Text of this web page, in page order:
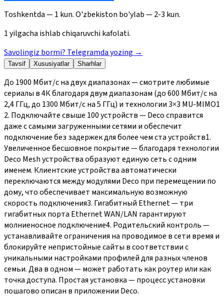
Toshkentda — 1 kun. O'zbekiston bo'ylab — 2-3 kun.
1 yilgacha ishlab chiqaruvchi kafolati.
Savolingiz bormi? Telegramda yozing →
Tavsif Xususiyatlar Sharhlar
До 1900 Мбит/с на двух диапазонах — смотрите любимые
сериалы в 4К благодаря двум диапазонам (до 600 Мбит/с на
2,4 ГГц, до 1300 Мбит/с на 5 ГГц) и технологии 3×3 MU-MIMO1
2. Подключайте свыше 100 устройств — Deco справится
даже с самыми загруженными сетями и обеспечит
подключение без задержек для более чем ста устройств1.
Увеличенное бесшовное покрытие — благодаря технологии
Deco Mesh устройства образуют единую сеть с одним
именем. Клиентские устройства автоматически
переключаются между модулями Deco при перемещении по
дому, что обеспечивает максимальную возможную
скорость подключения3. Гигабитный Ethernet — три
гигабитных порта Ethernet WAN/LAN гарантируют
молниеносное подключение4. Родительский контроль —
устанавливайте ограничения на проводимое в сети время и
блокируйте непристойные сайты в соответствии с
уникальными настройками профилей для разных членов
семьи. Два в одном — может работать как роутер или как
точка доступа. Простая установка — процесс установки
пошагово описан в приложении Deco.